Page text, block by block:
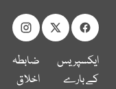
ایکسپریس
کے بارے
ضابطہ
اخلاق